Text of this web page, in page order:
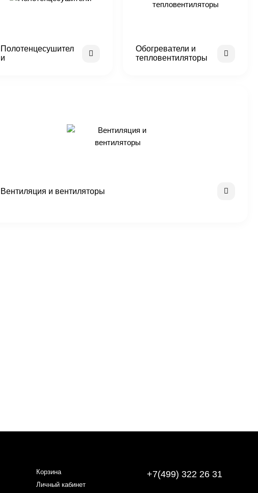
Полотенцесушител
и
Обогреватели и
тепловентиляторы
Вентиляция и вентиляторы
Корзина
Личный кабинет
+7(499) 322 26 31